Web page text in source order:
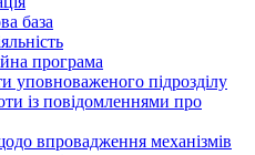
база
програма
уповноваженого підрозділу
із повідомленнями про
впровадження механізмів